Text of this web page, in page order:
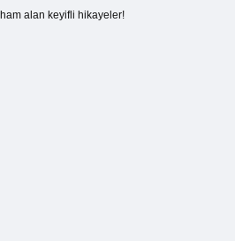
alan keyifli hikayeler!